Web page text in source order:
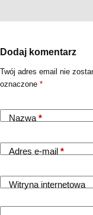
Dodaj komentarz
Twój adres email nie
oznaczone *
Nazwa *
Adres e-mail *
Witryna internetowa